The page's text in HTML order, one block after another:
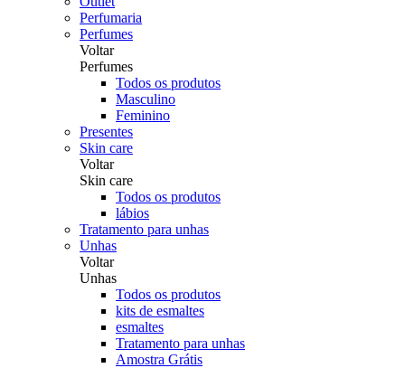
Perfumaria
Perfumes
Voltar
Perfumes
Todos os produtos
Masculino
Feminino
Presentes
Skin care
Voltar
Skin care
Todos os produtos
lábios
Tratamento para unhas
Unhas
Voltar
Unhas
Todos os produtos
kits de esmaltes
esmaltes
Tratamento para unhas
Amostra Grátis